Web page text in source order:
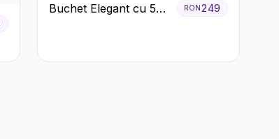
Buchet Elegant cu 5
RON 249